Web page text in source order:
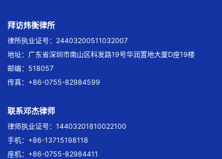
拜访炜衡律所
律所执业证号：24403200511032007
地址：广东省深圳市南山区科发路19号华润置地大厦D座19楼
邮编：518057
传真：+86-0755-82984599
联系邓杰律师
律师执业证号：14403201810022100
手机：+86-13715198118
座机：+86-0755-82984411